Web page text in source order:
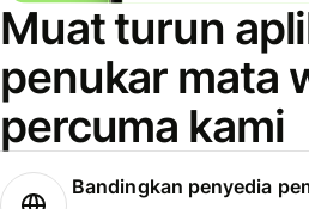
Muat turun
penukar mata
percuma kami
Bandingkan penyedia